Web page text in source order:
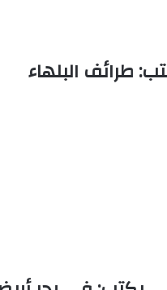
طرائف البلهاء